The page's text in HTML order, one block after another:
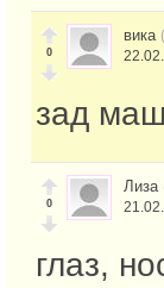
0
вика
зад
0
Лиза
глаз,